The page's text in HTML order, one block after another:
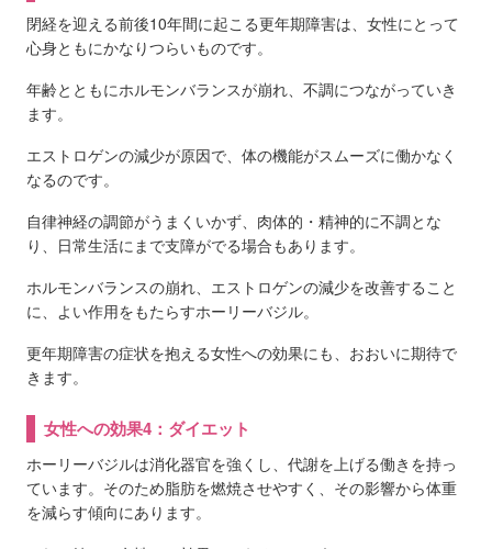
閉経を迎える前後10年間に起こる更年期障害は、女性にとって
心身ともにかなりつらいものです。
年齢とともにホルモンバランスが崩れ、不調につながっていき
ます。
エストロゲンの減少が原因で、体の機能がスムーズに働かなく
なるのです。
自律神経の調節がうまくいかず、肉体的・精神的に不調とな
り、日常生活にまで支障がでる場合もあります。
ホルモンバランスの崩れ、エストロゲンの減少を改善すること
に、よい作用をもたらすホーリーバジル。
更年期障害の症状を抱える女性への効果にも、おおいに期待で
きます。
女性への効果4：ダイエット
ホーリーバジルは消化器官を強くし、代謝を上げる働きを持っ
ています。そのため脂肪を燃焼させやすく、その影響から体重
を減らす傾向にあります。